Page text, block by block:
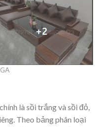
là sồi trắng và sồi đỏ,
Theo bảng phân loại